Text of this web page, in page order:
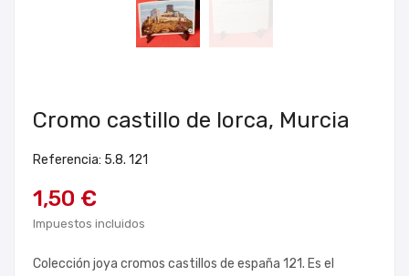
Cromo castillo de lorca, Murcia
Referencia: 5.8. 121
1,50 €
Impuestos incluidos
Colección joya cromos castillos de españa 121. Es el